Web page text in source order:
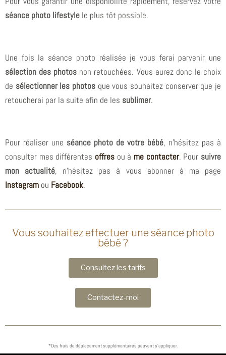
séance photo lifestyle le plus tôt possible.
Une fois la séance photo réalisée je vous ferai parvenir une
sélection des photos non retouchées. Vous aurez donc le choix
de sélectionner les photos que vous souhaitez conserver que je
retoucherai par la suite afin de les sublimer.
Pour réaliser une séance photo de votre bébé, n’hésitez pas à
consulter mes différentes offres ou à me contacter. Pour suivre
mon actualité, n’hésitez pas à vous abonner à ma page
Instagram ou Facebook.
Vous souhaitez effectuer une séance photo
bébé ?
Consultez les tarifs
Contactez-moi
*Des frais de déplacement supplémentaires peuvent s'appliquer.